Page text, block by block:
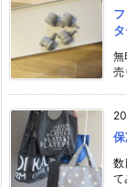
無
売
数
て